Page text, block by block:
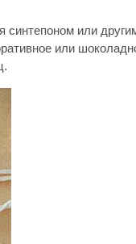
синтепоном или
или